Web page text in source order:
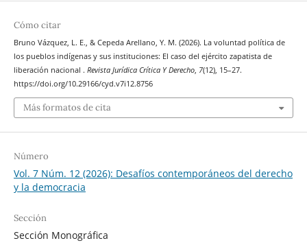
Cómo citar
Bruno Vázquez, L. E., & Cepeda Arellano, Y. M. (2026). La voluntad política de
los pueblos indígenas y sus instituciones: El caso del ejército zapatista de
liberación nacional . Revista Jurídica Crítica Y Derecho, 7(12), 15–27.
https://doi.org/10.29166/cyd.v7i12.8756
Más formatos de cita
Número
Vol. 7 Núm. 12 (2026): Desafíos contemporáneos del derecho
y la democracia
Sección
Sección Monográfica